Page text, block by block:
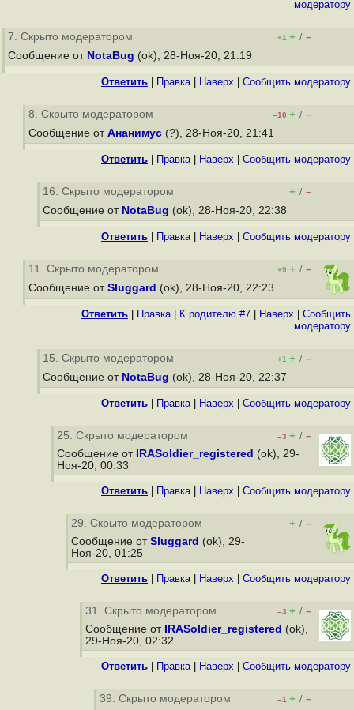
модератору
7. Скрыто модератором +1 + / –
Сообщение от NotaBug (ok), 28-Ноя-20, 21:19
Ответить Правка| Наверх Cообщить модератору
8. Скрыто модератором –10 + / –
Сообщение от Ананимус (?), 28-Ноя-20, 21:41
Ответить Правка| Наверх Cообщить модератору
16. Скрыто модератором + / –
Сообщение от NotaBug (ok), 28-Ноя-20, 22:38
Ответить Правка| Наверх Cообщить модератору
11. Скрыто модератором +9 + / –
Сообщение от Sluggard (ok), 28-Ноя-20, 22:23
Ответить Правка| К родителю #7 Наверх
Cообщить
модератору
15. Скрыто модератором +1 + / –
Сообщение от NotaBug (ok), 28-Ноя-20, 22:37
Ответить Правка| Наверх Cообщить модератору
25. Скрыто модератором –3 + / –
Сообщение от
IRASoldier_registered (ok), 29-
Ноя-20, 00:33
Ответить Правка| Наверх Cообщить модератору
29. Скрыто модератором + / –
Сообщение от Sluggard (ok), 29-
Ноя-20, 01:25
Ответить Правка| Наверх Cообщить модератору
31. Скрыто модератором –3 + / –
Сообщение от
IRASoldier_registered (ok),
29-Ноя-20, 02:32
Ответить Правка| Наверх Cообщить модератору
39. Скрыто модератором –1 + / –